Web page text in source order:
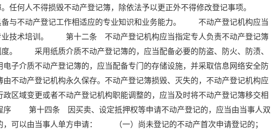
。任何人不得损毁不动产登记簿，除依法予以更正外不得修改登记事项。
与不动产登记工作相适应的专业知识和业务能力。 不动产登记机构应当
业技术培训。 第十二条 不动产登记机构应当指定专人负责不动产登记簿
度。 采用纸质介质不动产登记簿的，应当配备必要的防盗、防火、防渍、
介质不动产登记簿的，应当配备专门的存储设施，并采取信息网络安全防
动产登记机构永久保存。不动产登记簿损毁、灭失的，不动产登记机构应
域变更或者不动产登记机构职能调整的，应当及时将不动产登记簿移交相
序 第十四条 因买卖、设定抵押权等申请不动产登记的，应当由当事人双
可以由当事人单方申请： （一）尚未登记的不动产首次申请登记的；